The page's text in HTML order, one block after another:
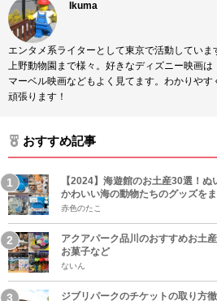
Ikuma
エンタメ系ライターとして東京で活動していま
上野動物園まで様々。好きなディズニー映画
マーベル映画などもよく見てます。わかりや
頑張ります！
おすすめ記事
【2024】海遊館のお土産30選！ぬ
かわいい海の動物たちのグッズを
赤色のたこ
アクアパーク品川のおすすめお土
お菓子など
ないん
ジブリパークのチケットの取り方